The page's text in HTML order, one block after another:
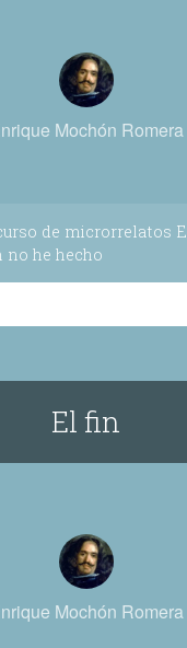
Mochón Romera
de microrrelatos
no he hecho
El fin
Mochón Romera